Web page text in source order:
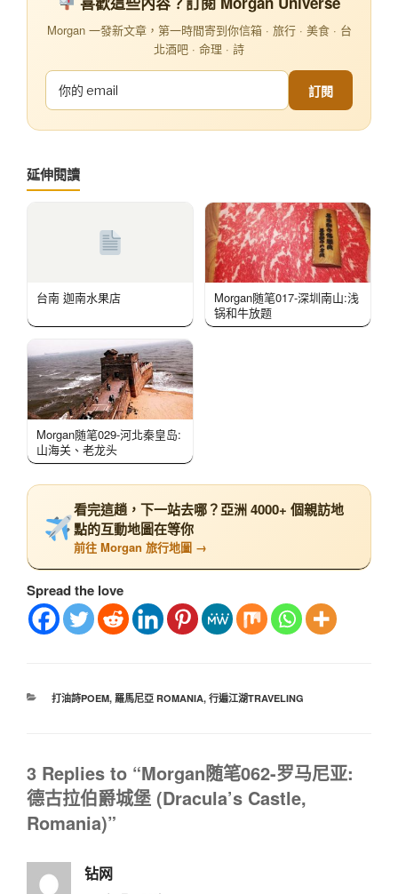
Morgan 一發新文章，第一時間寄到你信箱 · 旅行 · 美食 · 台
北酒吧 · 命理 · 詩
訂閱
延伸閱讀
台南 迦南水果店
Morgan随笔017-深圳南山:浅
锅和牛放题
Morgan随笔029-河北秦皇岛:
山海关、老龙头
看完這趟，下一站去哪？亞洲 4000+ 個親訪地
點的互動地圖在等你
前往 Morgan 旅行地圖 →
Spread the love
打油詩POEM, 羅馬尼亞 ROMANIA, 行遍江湖TRAVELING
3 Replies to “Morgan随笔062-罗马尼亚:
德古拉伯爵城堡 (Dracula’s Castle,
Romania)”
钻网